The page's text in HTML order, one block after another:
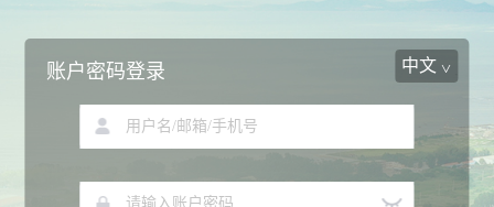
中文
账户密码登录